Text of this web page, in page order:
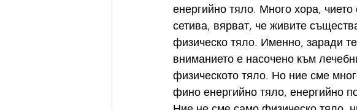
енергийно тяло. Много хора,
сетива, вярват, че живите
физическо тяло. Именно, заради
вниманието е насочено към
физическото тяло. Но ние сме
фино енергийно тяло, енергийно